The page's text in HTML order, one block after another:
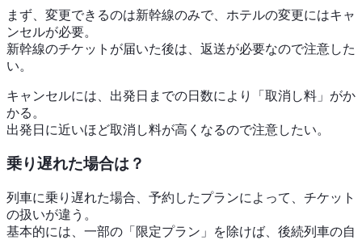
まず、変更できるのは新幹線のみで、ホテルの変更にはキャ
ンセルが必要。
新幹線のチケットが届いた後は、返送が必要なので注意した
い。
キャンセルには、出発日までの日数により「取消し料」がか
かる。
出発日に近いほど取消し料が高くなるので注意したい。
乗り遅れた場合は？
列車に乗り遅れた場合、予約したプランによって、チケット
の扱いが違う。
基本的には、一部の「限定プラン」を除けば、後続列車の自